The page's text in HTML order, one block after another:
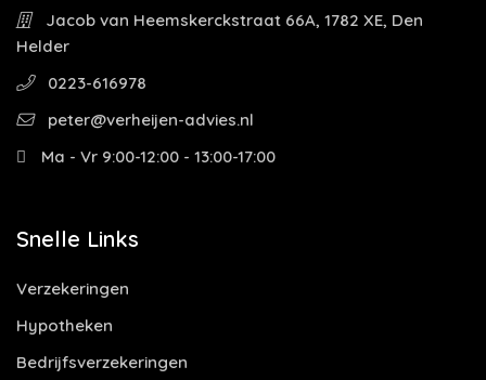
Jacob van Heemskerckstraat 66A, 1782 XE, Den
Helder
0223-616978
peter@verheijen-advies.nl
Ma - Vr 9:00-12:00 - 13:00-17:00
Snelle Links
Verzekeringen
Hypotheken
Bedrijfsverzekeringen